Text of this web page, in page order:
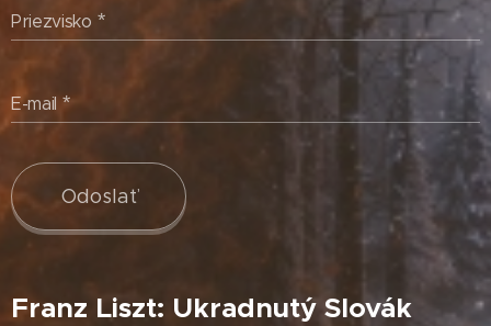
Priezvisko
E-mail
Odoslať
Franz Liszt: Ukradnutý Slovák